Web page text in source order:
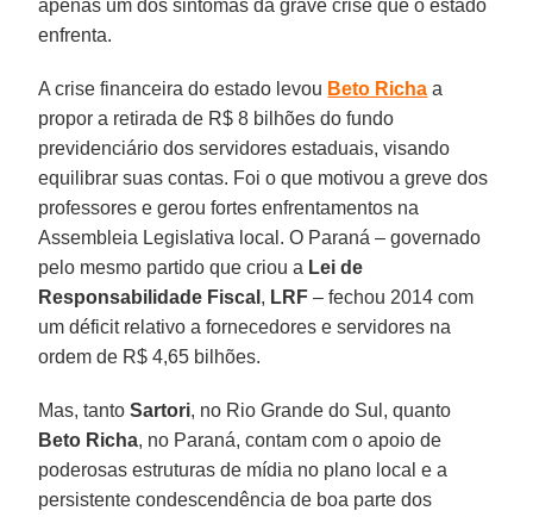
apenas um dos sintomas da grave crise que o estado
enfrenta.
A crise financeira do estado levou Beto Richa a
propor a retirada de R$ 8 bilhões do fundo
previdenciário dos servidores estaduais, visando
equilibrar suas contas. Foi o que motivou a greve dos
professores e gerou fortes enfrentamentos na
Assembleia Legislativa local. O Paraná – governado
pelo mesmo partido que criou a Lei de
Responsabilidade Fiscal , LRF – fechou 2014 com
um déficit relativo a fornecedores e servidores na
ordem de R$ 4,65 bilhões.
Mas, tantoSartori, no Rio Grande do Sul, quanto
Beto Richa, no Paraná, contam com o apoio de
poderosas estruturas de mídia no plano local e a
persistente condescendência de boa parte dos